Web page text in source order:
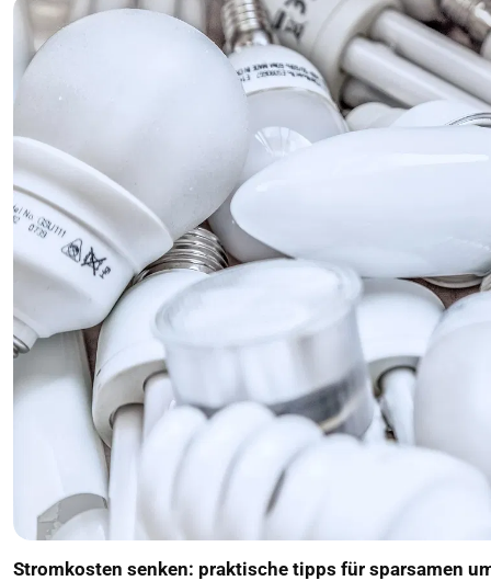
Stromkosten senken: praktische tipps für sparsamen